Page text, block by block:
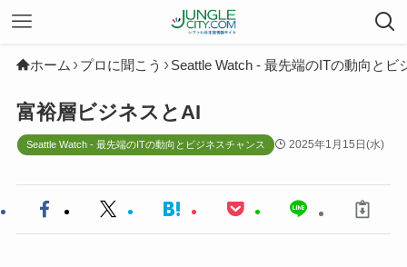
ホーム プロに聞こう Seattle Watch - 最先端のITの動向とビ
富裕層ビジネスとAI
Seattle Watch - 最先端のITの動向とビジネスチャンス 2025年1月15日(水)